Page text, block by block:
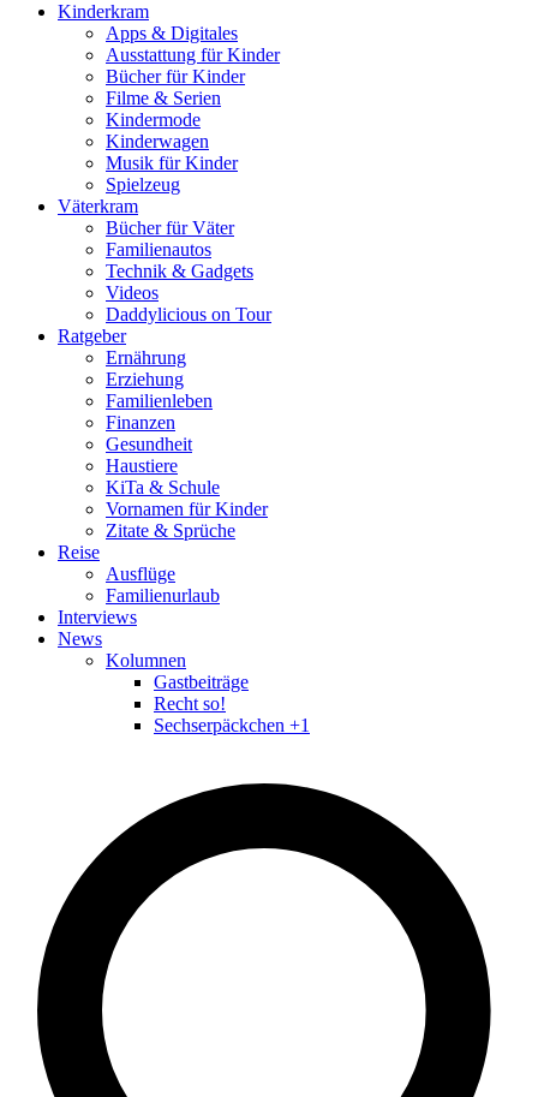
Kinderkram
Apps & Digitales
Ausstattung für Kinder
Bücher für Kinder
Filme & Serien
Kindermode
Kinderwagen
Musik für Kinder
Spielzeug
Väterkram
Bücher für Väter
Familienautos
Technik & Gadgets
Videos
Daddylicious on Tour
Ratgeber
Ernährung
Erziehung
Familienleben
Finanzen
Gesundheit
Haustiere
KiTa & Schule
Vornamen für Kinder
Zitate & Sprüche
Reise
Ausflüge
Familienurlaub
Interviews
News
Kolumnen
Gastbeiträge
Recht so!
Sechserpäckchen +1